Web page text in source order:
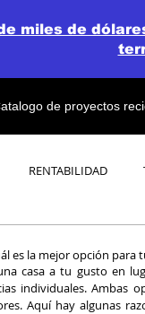
de proyectos
miles de
RENTABILIDAD
es la mejor opción para
casa a tu gusto en
individuales. Ambas
Aquí hay algunas